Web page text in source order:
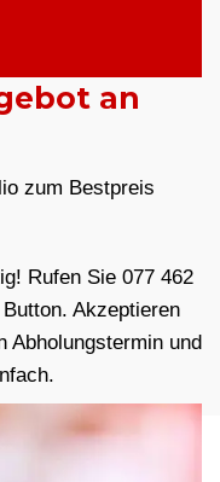
an
zum Bestpreis
Rufen Sie 077 462
Akzeptieren
Abholungstermin und